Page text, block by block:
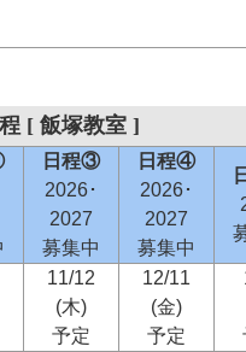
程 [ 飯塚教室 ]
日程③
2026･
2027
募集中
日程④
2026･
2027
募集中
11/12
(木)
予定
12/11
(金)
予定